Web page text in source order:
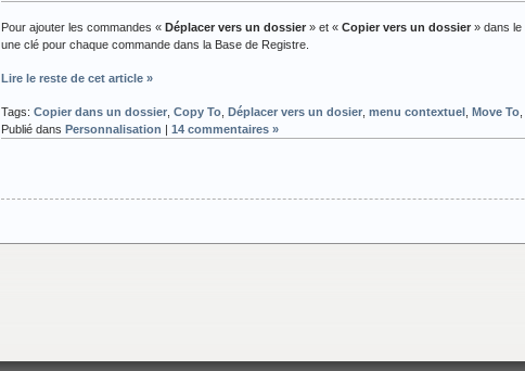
Pour ajouter les commandes « Déplacer vers un dossier » et « Copier vers un dossier » dans le
une clé pour chaque commande dans la Base de Registre.
Lire le reste de cet article »
Tags: Copier dans un dossier Copy To Déplacer vers un dosier menu contextuel Move To
Publié dans Personnalisation | 14 commentaires »